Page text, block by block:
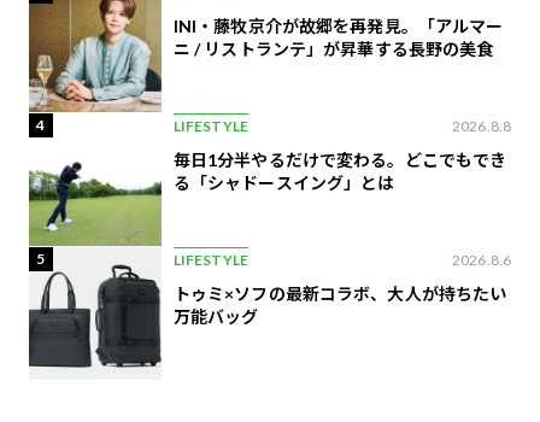
INI・藤牧京介が故郷を再発見。「アルマー
ニ / リストランテ」が昇華する長野の美食
4 LIFESTYLE 2026.8.8
毎日1分半やるだけで変わる。どこでもでき
る「シャドースイング」とは
5 LIFESTYLE 2026.8.6
トゥミ×ソフの最新コラボ、大人が持ちたい
万能バッグ